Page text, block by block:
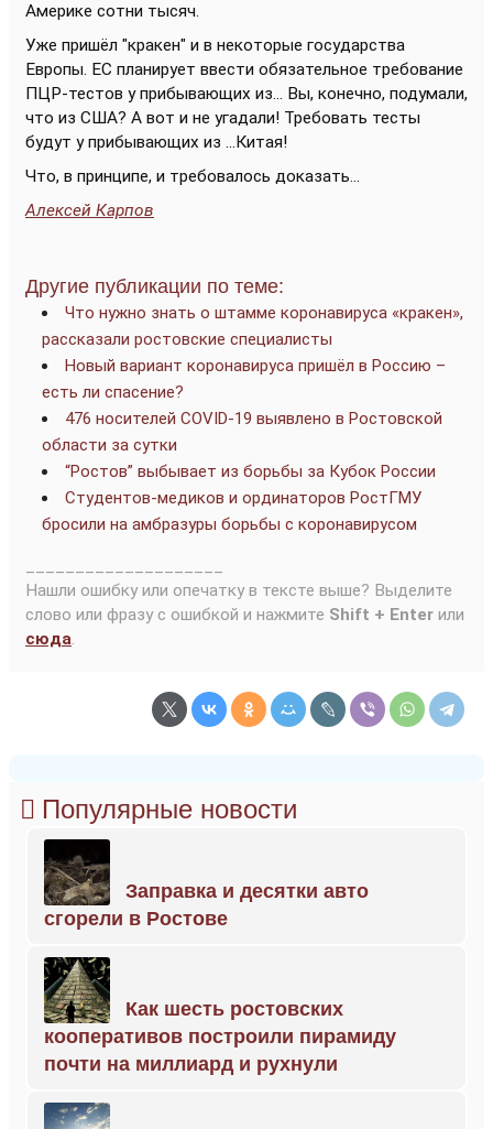
Америке сотни тысяч.
Уже пришёл "кракен" и в некоторые государства
Европы. ЕС планирует ввести обязательное требование
ПЦР-тестов у прибывающих из... Вы, конечно, подумали,
что из США? А вот и не угадали! Требовать тесты
будут у прибывающих из ...Китая!
Что, в принципе, и требовалось доказать...
Алексей Карпов
Другие публикации по теме:
Что нужно знать о штамме коронавируса «кракен»,
рассказали ростовские специалисты
Новый вариант коронавируса пришёл в Россию –
есть ли спасение?
476 носителей COVID-19 выявлено в Ростовской
области за сутки
“Ростов” выбывает из борьбы за Кубок России
Студентов-медиков и ординаторов РостГМУ
бросили на амбразуры борьбы с коронавирусом
Нашли ошибку или опечатку в тексте выше? Выделите
слово или фразу с ошибкой и нажмите Shift + Enter или
сюда.
Популярные новости
Заправка и десятки авто
сгорели в Ростове
Как шесть ростовских
кооперативов построили пирамиду
почти на миллиард и рухнули